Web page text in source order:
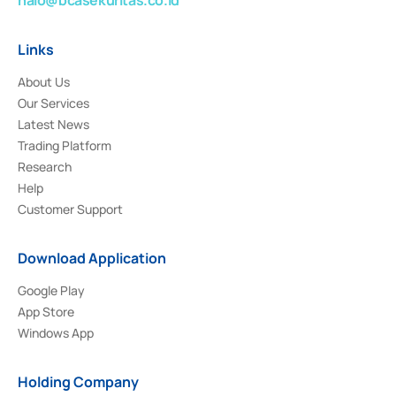
Links
About Us
Our Services
Latest News
Trading Platform
Research
Help
Customer Support
Download Application
Google Play
App Store
Windows App
Holding Company